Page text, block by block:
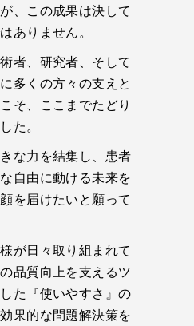
、この成果は決して
ありません。
者、研究者、そして
多くの方々の支えと
そ、ここまでたどり
た。
な力を結集し、患者
自由に動ける未来を
を届けたいと願って
が日々取り組まれて
品質向上を支えるツ
た『使いやすさ』の
果的な問題解決策を